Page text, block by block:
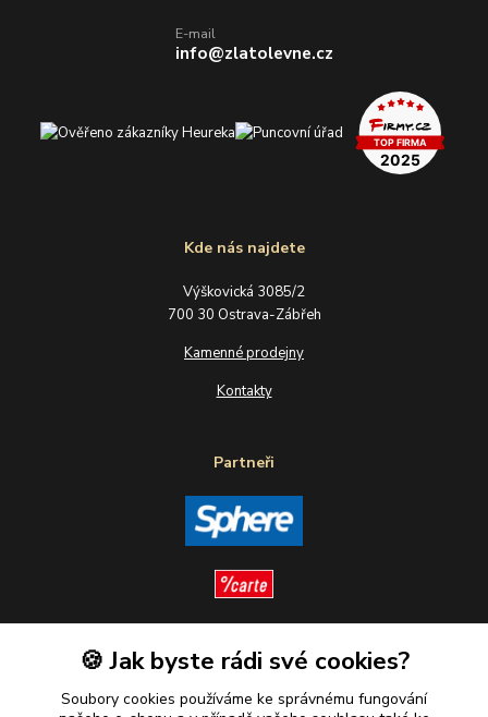
Kde nás najdete
Výškovická 3085/2
700 30 Ostrava-Zábřeh
Kamenné prodejny
Kontakty
Partneři
Sledujte nás
E-mail
info@zlatolevne.cz
🍪 Jak byste rádi své cookies?
Soubory cookies používáme ke správnému fungování